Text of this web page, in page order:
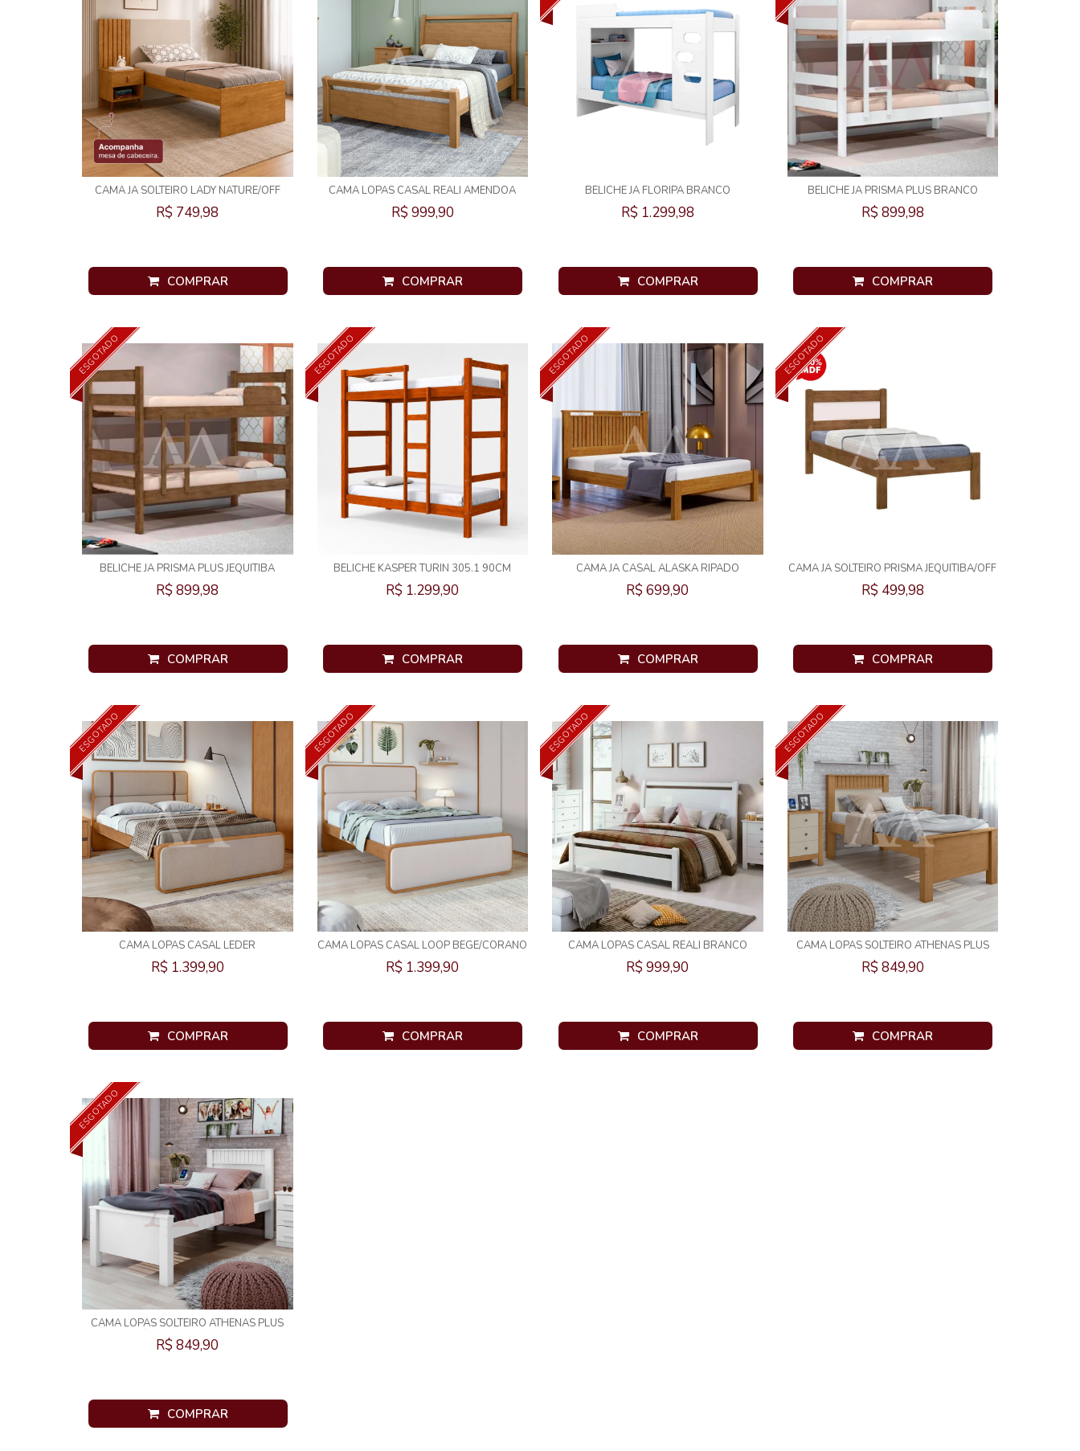
CAMA JA SOLTEIRO LADY NATURE/OFF
R$ 749,98
COMPRAR
CAMA LOPAS CASAL REALI AMENDOA
R$ 999,90
COMPRAR
BELICHE JA FLORIPA BRANCO
R$ 1.299,98
COMPRAR
BELICHE JA PRISMA PLUS BRANCO
R$ 899,98
COMPRAR
ESGOTADO
BELICHE JA PRISMA PLUS JEQUITIBA
R$ 899,98
COMPRAR
ESGOTADO
BELICHE KASPER TURIN 305.1 90CM
R$ 1.299,90
COMPRAR
ESGOTADO
CAMA JA CASAL ALASKA RIPADO
R$ 699,90
COMPRAR
ESGOTADO
CAMA JA SOLTEIRO PRISMA JEQUITIBA/OFF
R$ 499,98
COMPRAR
ESGOTADO
CAMA LOPAS CASAL LEDER
BEGE/CORANO AMENDOA CLEAN
R$ 1.399,90
COMPRAR
ESGOTADO
CAMA LOPAS CASAL LOOP BEGE/CORANO
AMENDOA CLEAN
R$ 1.399,90
COMPRAR
ESGOTADO
CAMA LOPAS CASAL REALI BRANCO
R$ 999,90
COMPRAR
ESGOTADO
CAMA LOPAS SOLTEIRO ATHENAS PLUS
S/AUXILIAR AMENDOA CLEAN /OFF WHITE
R$ 849,90
COMPRAR
ESGOTADO
CAMA LOPAS SOLTEIRO ATHENAS PLUS
S/AUXILIAR BRANCO
R$ 849,90
COMPRAR